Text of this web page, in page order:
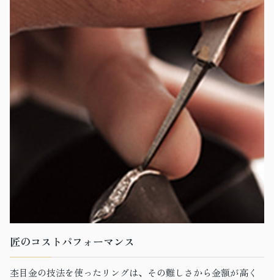
匠のコストパフォーマンス
杢目金の技法を使ったリングは、その難しさから金額が高く